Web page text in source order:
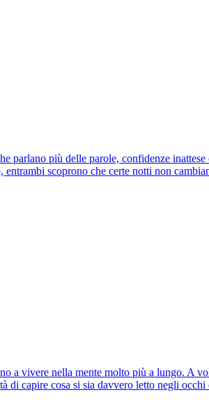
parlano più delle parole, confidenze
scoprono che certe notti non
vivere nella mente molto più a lungo. A
di capire cosa si sia davvero letto negli